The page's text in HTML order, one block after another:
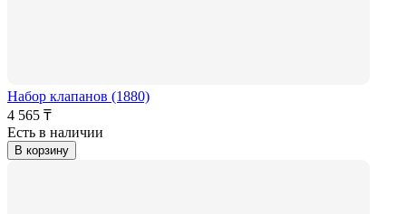
Набор клапанов (1880)
4 565 ₸
Есть в наличии
В корзину